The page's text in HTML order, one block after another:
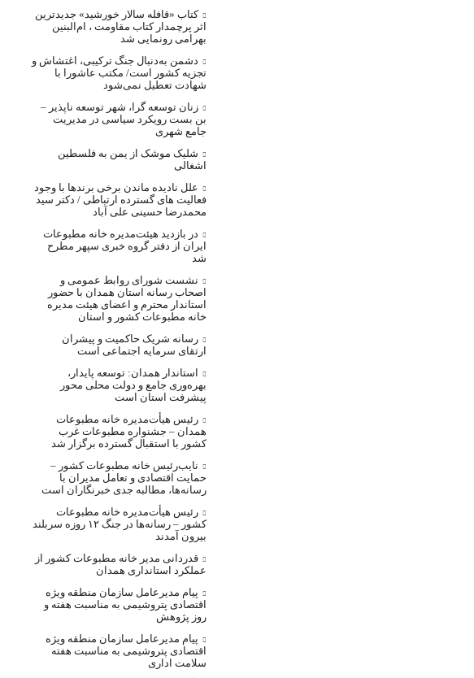
کتاب «قافله‌ سالار خورشید» جدیدترین
اثر پرچمدار کتاب مقاومت ، ام‌البنین
بهرامی رونمایی شد
دشمن به‌دنبال جنگ ترکیبی، اغتشاش و
تجزیه کشور است/ مکتب عاشورا با
شهادت تعطیل نمی‌شود
زنان توسعه گرا، شهر توسعه ناپذیر –
بن بست رویکرد سیاسی در مدیریت
جامع شهری
شلیک موشک از یمن به فلسطین
اشغالی
علل نادیده ماندن برخی برندها با وجود
فعالیت های گسترده ارتباطی / دکتر سید
محمدرضا حسینی علی آباد
در بازدید هیئت‌مدیره خانه مطبوعات
ایران از دفتر گروه خبری سپهر مطرح
شد
نشست شورای روابط عمومی و
اصحاب رسانه استان همدان با حضور
استاندار محترم و اعضای هیئت مدیره
خانه مطبوعات کشور و استان
رسانه شریک حاکمیت و پیشران
ارتقای سرمایه اجتماعی است
استاندار همدان: توسعه پایدار،
بهره‌وری جامع و دولت محلی محور
پیشرفت استان است
رئیس هیأت‌مدیره خانه مطبوعات
همدان – جشنواره مطبوعات غرب
کشور با استقبال گسترده برگزار شد
نایب‌رئیس خانه مطبوعات کشور –
حمایت اقتصادی و تعامل مدیران با
رسانه‌ها، مطالبه جدی خبرنگاران است
رئیس هیأت‌مدیره خانه مطبوعات
کشور – رسانه‌ها در جنگ ۱۲ روزه سربلند
بیرون آمدند
قدردانی مدیر خانه مطبوعات کشور از
عملکرد استانداری همدان
پیام مدیرعامل سازمان منطقه ویژه
اقتصادی پتروشیمی به مناسبت هفته و
روز پژوهش
پیام مدیرعامل سازمان منطقه ویژه
اقتصادی پتروشیمی به مناسبت هفته
سلامت اداری